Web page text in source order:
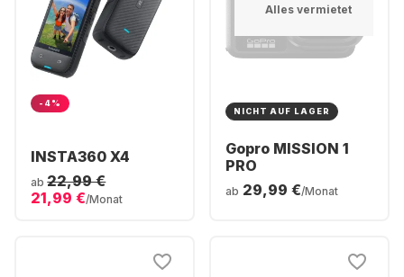
-4%
INSTA360 X4
ab 22,99 €
21,99 €/Monat
Alles vermietet
NICHT AUF LAGER
Gopro MISSION 1
PRO
ab 29,99 €/Monat